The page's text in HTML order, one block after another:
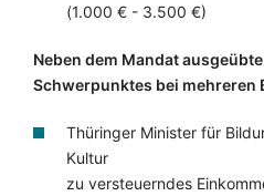
(1.000 € - 3.500 €)
Neben dem Mandat
Schwerpunktes bei mehreren
Thüringer Minister für
Kultur
zu versteuerndes